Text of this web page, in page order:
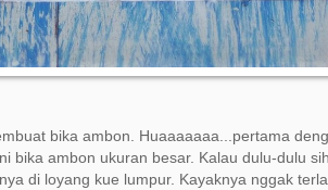
bika ambon. Huaaaaaaa...pertama
bika ambon ukuran besar. Kalau dulu-dulu
di loyang kue lumpur. Kayaknya nggak